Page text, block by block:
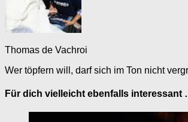
Thomas de Vachroi
Wer töpfern will, darf sich im Ton nicht
Für dich vielleicht ebenfalls interessant